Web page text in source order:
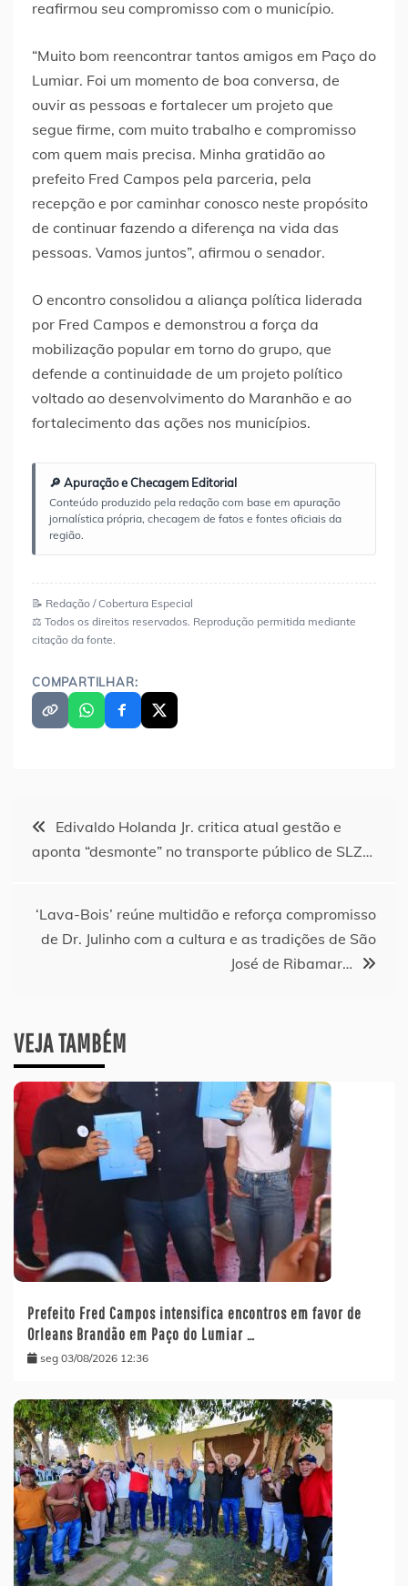
reafirmou seu compromisso com o município.
“Muito bom reencontrar tantos amigos em Paço do
Lumiar. Foi um momento de boa conversa, de
ouvir as pessoas e fortalecer um projeto que
segue firme, com muito trabalho e compromisso
com quem mais precisa. Minha gratidão ao
prefeito Fred Campos pela parceria, pela
recepção e por caminhar conosco neste propósito
de continuar fazendo a diferença na vida das
pessoas. Vamos juntos”, afirmou o senador.
O encontro consolidou a aliança política liderada
por Fred Campos e demonstrou a força da
mobilização popular em torno do grupo, que
defende a continuidade de um projeto político
voltado ao desenvolvimento do Maranhão e ao
fortalecimento das ações nos municípios.
🔎 Apuração e Checagem Editorial
Conteúdo produzido pela redação com base em apuração
jornalística própria, checagem de fatos e fontes oficiais da
região.
📝 Redação / Cobertura Especial
⚖️ Todos os direitos reservados. Reprodução permitida mediante
citação da fonte.
COMPARTILHAR:
Navegação
Post
Edivaldo Holanda Jr. critica atual gestão e
aponta “desmonte” no transporte público de SLZ…
‘Lava-Bois’ reúne multidão e reforça compromisso
de Dr. Julinho com a cultura e as tradições de São
José de Ribamar…
VEJA TAMBÉM
Prefeito Fred Campos intensifica encontros em favor de
Orleans Brandão em Paço do Lumiar …
seg 03/08/2026 12:36